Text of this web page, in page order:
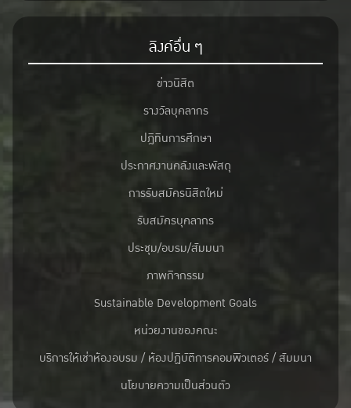
ลิงค์อื่น ๆ
ข่าวนิสิต
รางวัลบุคลากร
ปฎิทินการศึกษา
ประกาศงานคลังและพัสดุ
การรับสมัครนิสิตใหม่
รับสมัครบุคลากร
ประชุม/อบรม/สัมมนา
ภาพกิจกรรม
Sustainable Development Goals
หน่วยงานของคณะ
บริการให้เช่าห้องอบรม / ห้องปฏิบัติการคอมพิวเตอร์ / สัมมนา
นโยบายความเป็นส่วนตัว